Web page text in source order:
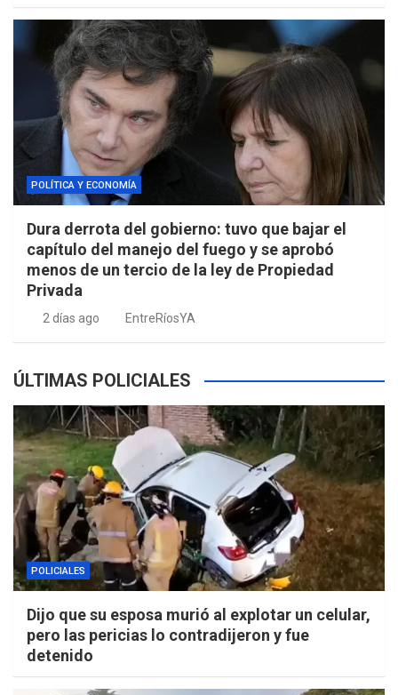
POLÍTICA Y ECONOMÍA
Dura derrota del gobierno: tuvo que bajar el
capítulo del manejo del fuego y se aprobó
menos de un tercio de la ley de Propiedad
Privada
2 días ago EntreRíosYA
ÚLTIMAS POLICIALES
POLICIALES
Dijo que su esposa murió al explotar un celular,
pero las pericias lo contradijeron y fue
detenido